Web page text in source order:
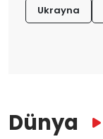
Ukrayna
Dünya